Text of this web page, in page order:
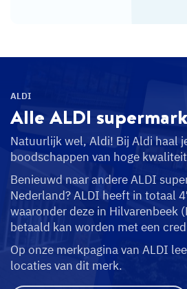
ALDI
Alle ALDI
Natuurlijk wel, Aldi! Bij Aldi haal
boodschappen van hoge
Benieuwd naar andere ALDI
Nederland? ALDI heeft in totaal
waaronder deze in Hilvarenbeek
betaald kan worden met een
Op onze merkpagina van ALDI
locaties van dit merk.